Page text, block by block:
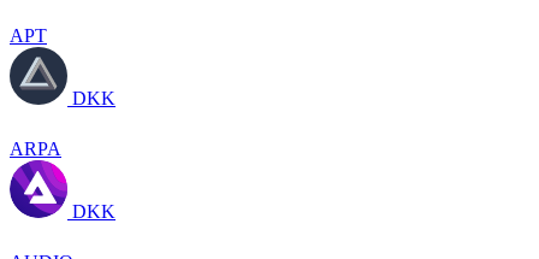
APT
DKK
ARPA
DKK